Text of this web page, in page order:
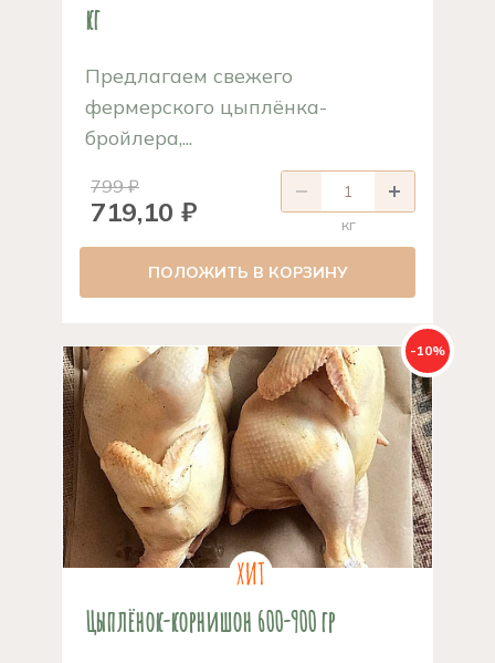
кг
Предлагаем свежего
фермерского цыплёнка-
бройлера,...
799 ₽
719,10 ₽ кг
ПОЛОЖИТЬ В КОРЗИНУ
-10%
Цыплёнок-корнишон 600-900 гр